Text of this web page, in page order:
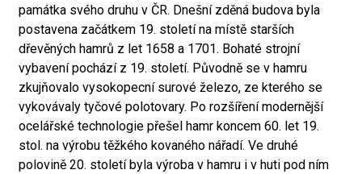
památka svého druhu v ČR. Dnešní zděná budova byla
postavena začátkem 19. století na místě starších
dřevěných hamrů z let 1658 a 1701. Bohaté strojní
vybavení pochází z 19. století. Původně se v hamru
zkujňovalo vysokopecní surové železo, ze kterého se
vykovávaly tyčové polotovary. Po rozšíření modernější
ocelářské technologie přešel hamr koncem 60. let 19.
stol. na výrobu těžkého kovaného nářadí. Ve druhé
polovině 20. století byla výroba v hamru i v huti pod ním